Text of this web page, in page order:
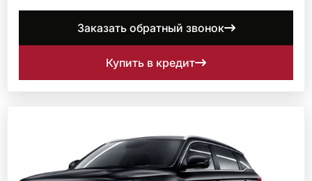
Заказать обратный звонок
Купить в кредит